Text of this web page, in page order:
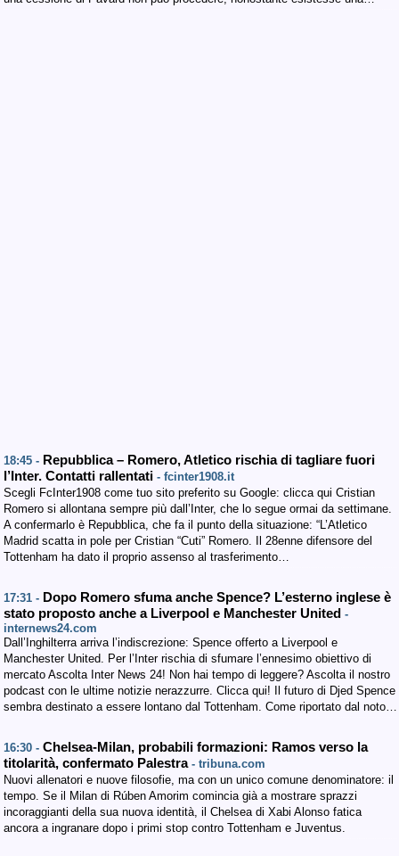
18:45 - Repubblica – Romero, Atletico rischia di tagliare fuori
l’Inter. Contatti rallentati - fcinter1908.it
Scegli FcInter1908 come tuo sito preferito su Google: clicca qui Cristian
Romero si allontana sempre più dall’Inter, che lo segue ormai da settimane.
A confermarlo è Repubblica, che fa il punto della situazione: “L’Atletico
Madrid scatta in pole per Cristian “Cuti” Romero. Il 28enne difensore del
Tottenham ha dato il proprio assenso al trasferimento…
17:31 - Dopo Romero sfuma anche Spence? L’esterno inglese è
stato proposto anche a Liverpool e Manchester United -
internews24.com
Dall’Inghilterra arriva l’indiscrezione: Spence offerto a Liverpool e
Manchester United. Per l’Inter rischia di sfumare l’ennesimo obiettivo di
mercato Ascolta Inter News 24! Non hai tempo di leggere? Ascolta il nostro
podcast con le ultime notizie nerazzurre. Clicca qui! Il futuro di Djed Spence
sembra destinato a essere lontano dal Tottenham. Come riportato dal noto…
16:30 - Chelsea-Milan, probabili formazioni: Ramos verso la
titolarità, confermato Palestra - tribuna.com
Nuovi allenatori e nuove filosofie, ma con un unico comune denominatore: il
tempo. Se il Milan di Rúben Amorim comincia già a mostrare sprazzi
incoraggianti della sua nuova identità, il Chelsea di Xabi Alonso fatica
ancora a ingranare dopo i primi stop contro Tottenham e Juventus.